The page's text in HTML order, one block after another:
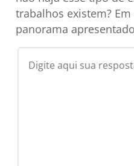
trabalhos existem?
panorama